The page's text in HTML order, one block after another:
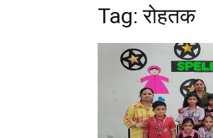
Tag:रोहतक